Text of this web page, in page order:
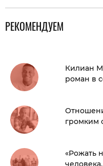
РЕКОМЕНДУЕМ
Килиан
роман в
громким
«Рожать